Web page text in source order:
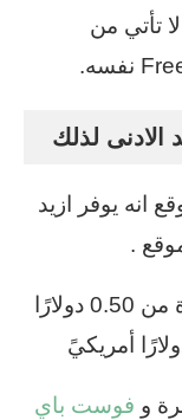
الـ 5% هذه لا تأتي من
لذلك
انه يوفر ازيد
تبدأ عمليات سحب العملات المشفرة من 0.50 دولارًا
و فوست باي